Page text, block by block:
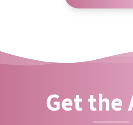
Get the